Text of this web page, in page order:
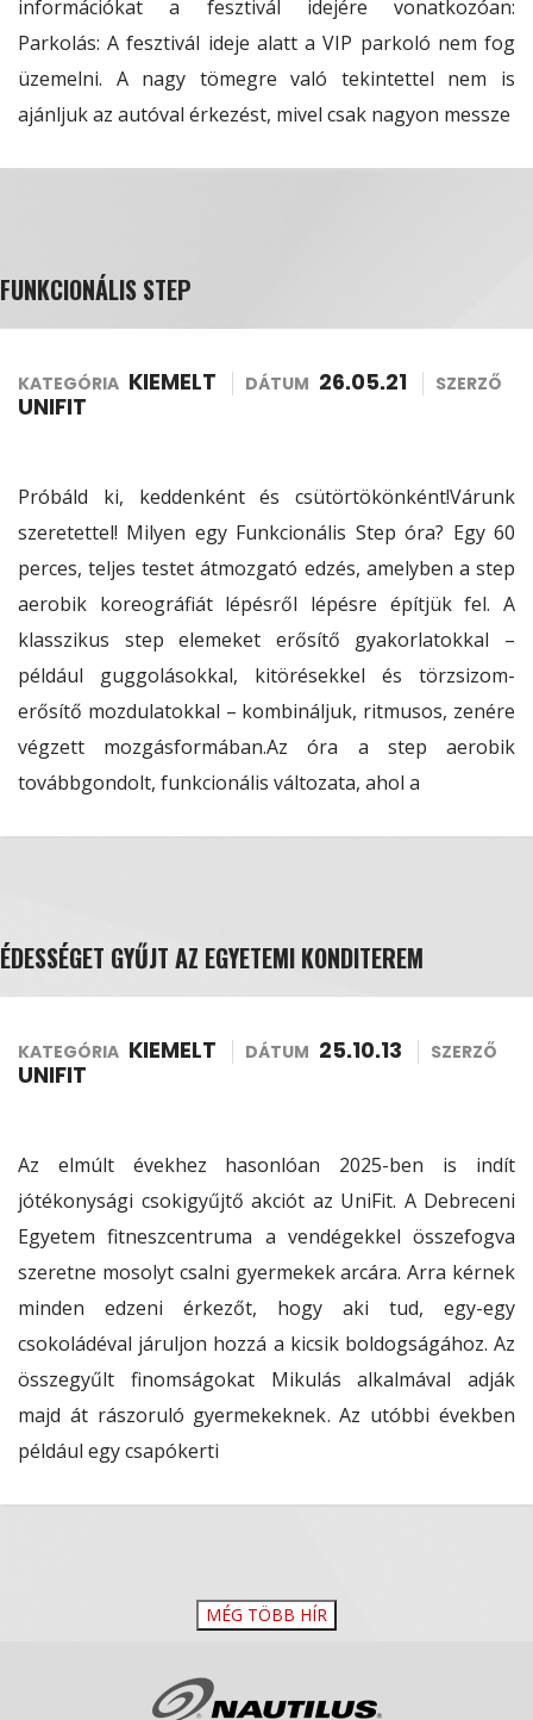
információkat a fesztivál idejére vonatkozóan:
Parkolás: A fesztivál ideje alatt a VIP parkoló nem fog
üzemelni. A nagy tömegre való tekintettel nem is
ajánljuk az autóval érkezést, mivel csak nagyon messze
FUNKCIONÁLIS STEP
KATEGÓRIA KIEMELT DÁTUM 26.05.21 SZERZŐ
UNIFIT
Próbáld ki, keddenként és csütörtökönként!Várunk
szeretettel! Milyen egy Funkcionális Step óra? Egy 60
perces, teljes testet átmozgató edzés, amelyben a step
aerobik koreográfiát lépésről lépésre építjük fel. A
klasszikus step elemeket erősítő gyakorlatokkal –
például guggolásokkal, kitörésekkel és törzsizom-
erősítő mozdulatokkal – kombináljuk, ritmusos, zenére
végzett mozgásformában.Az óra a step aerobik
továbbgondolt, funkcionális változata, ahol a
ÉDESSÉGET GYŰJT AZ EGYETEMI KONDITEREM
KATEGÓRIA KIEMELT DÁTUM 25.10.13 SZERZŐ
UNIFIT
Az elmúlt évekhez hasonlóan 2025-ben is indít
jótékonysági csokigyűjtő akciót az UniFit. A Debreceni
Egyetem fitneszcentruma a vendégekkel összefogva
szeretne mosolyt csalni gyermekek arcára. Arra kérnek
minden edzeni érkezőt, hogy aki tud, egy-egy
csokoládéval járuljon hozzá a kicsik boldogságához. Az
összegyűlt finomságokat Mikulás alkalmával adják
majd át rászoruló gyermekeknek. Az utóbbi években
például egy csapókerti
MÉG TÖBB HÍR